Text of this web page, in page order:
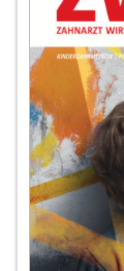
Mgantrag
48 Thill
52Quali
54Uni
58Gesell